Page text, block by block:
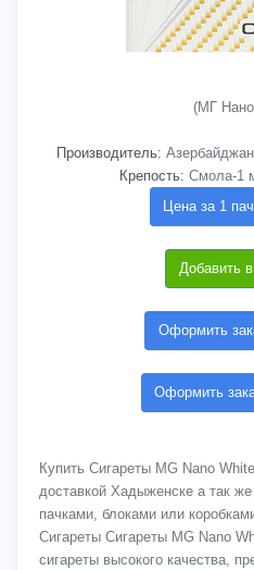
(МГ
Производитель:
Крепость: Смола-1
Цена за 1
Добавить
Оформить
Оформить
Купить Сигареты MG Nano
доставкой Хадыженске а так
пачками, блоками или
Сигареты Сигареты MG Nano
сигареты высокого качества,